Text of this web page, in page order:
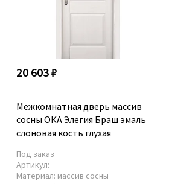
20 603 ₽
Межкомнатная дверь массив
сосны ОКА Элегия Браш эмаль
слоновая кость глухая
Под заказ
Артикул:
Материал: массив сосны